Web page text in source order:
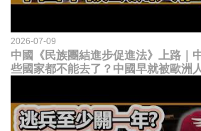
2026-07-09
中國《民族團結進步促進法》上路｜
些國家都不能去了？中國早就被歐洲